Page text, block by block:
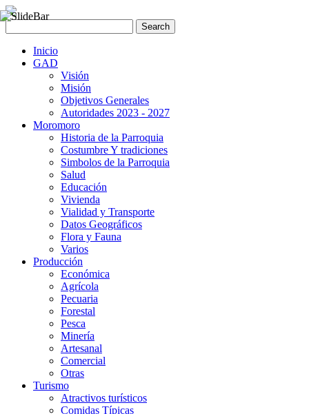
Inicio
GAD
Visión
Misión
Objetivos Generales
Autoridades 2023 - 2027
Moromoro
Historia de la Parroquia
Costumbre Y tradiciones
Simbolos de la Parroquia
Salud
Educación
Vivienda
Vialidad y Transporte
Datos Geográficos
Flora y Fauna
Varios
Producción
Económica
Agrícola
Pecuaria
Forestal
Pesca
Minería
Artesanal
Comercial
Otras
Turismo
Atractivos turísticos
Comidas Típicas